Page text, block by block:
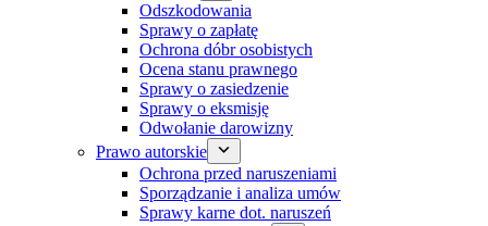
Odszkodowania
Sprawy o zapłatę
Ochrona dóbr osobistych
Ocena stanu prawnego
Sprawy o zasiedzenie
Sprawy o eksmisję
Odwołanie darowizny
Prawo autorskie
Ochrona przed naruszeniami
Sporządzanie i analiza umów
Sprawy karne dot. naruszeń